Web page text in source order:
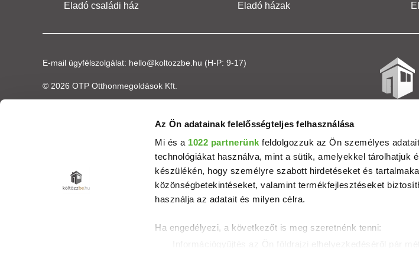
Az Ön adatainak felelősségteljes felhasználása
Mi és a 1022 partnerünk feldolgozzuk az Ön személyes
technológiákat használva, mint a sütik, amelyekkel tárolhatjuk
készülékén, hogy személyre szabott hirdetéseket és
közönségbetekintéseket, valamint termékfejlesztéseket
használja az adatait és milyen célra.
Ha engedélyezi, a következőt is meg szeretnénk tenni:
Eladó családi ház Eladó házak
E-mail ügyfélszolgálat: hello@koltozzbe.hu (H-P: 9-17)
© 2026 OTP Otthonmegoldások Kft.